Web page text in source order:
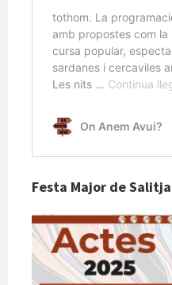
Festa Major de Salitja